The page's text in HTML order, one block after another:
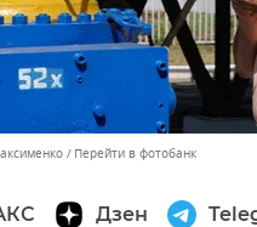
Перейти в фотобанк
Дзен